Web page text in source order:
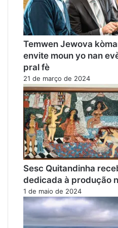
Temwen Jewova
envite moun yo nan
pral fè
21 de março de 2024
Sesc Quitandinha
dedicada à produção
1 de maio de 2024